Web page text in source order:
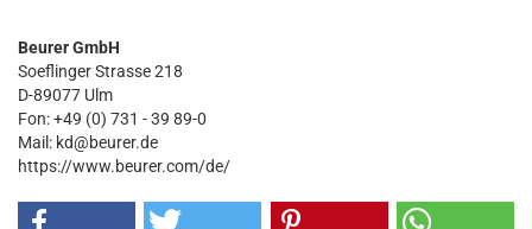
Beurer GmbH
Soeflinger Strasse 218
D-89077 Ulm
Fon: +49 (0) 731 - 39 89-0
Mail: kd@beurer.de
https://www.beurer.com/de/